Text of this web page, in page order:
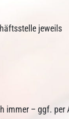
jeweils
immer – ggf. per